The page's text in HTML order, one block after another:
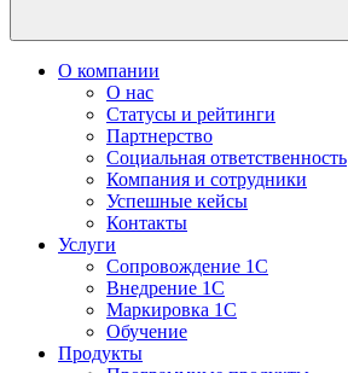
О компании
О нас
Статусы и рейтинги
Партнерство
Социальная ответственность
Компания и сотрудники
Успешные кейсы
Контакты
Услуги
Сопровождение 1С
Внедрение 1С
Маркировка 1С
Обучение
Продукты